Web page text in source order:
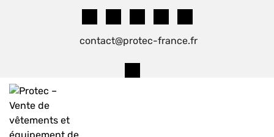
contact@protec-france.fr